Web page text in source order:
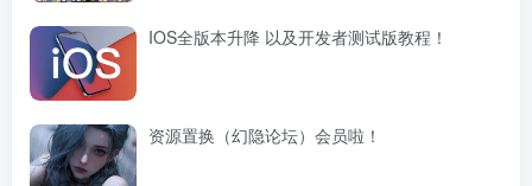
IOS全版本升降 以及开发者测试版教程！
资源置换（幻隐论坛）会员啦！